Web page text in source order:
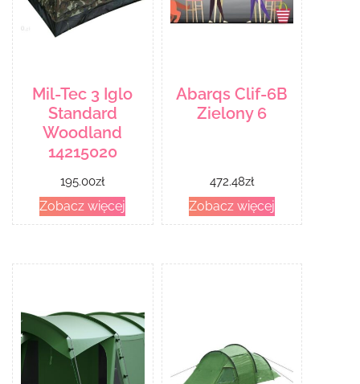
Mil-Tec 3 Iglo
Standard
Woodland
14215020
195.00zł
Zobacz więcej
Abarqs Clif-6B
Zielony 6
472.48zł
Zobacz więcej